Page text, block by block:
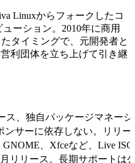
Linuxからフォークしたコ
ーション。2010年に商用
タイミングで、元開発者と
利団体を立ち上げて引き継
ス、独自パッケージマネー
ンサーに依存しない。リリ
GNOME、Xfceなど、Live
月リリース。長期サポートは